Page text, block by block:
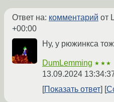
Ответ на: комментарий от
+00:00
Ну, у рюжинкса
DumLemming ★★★
13.09.2024
Показать ответ